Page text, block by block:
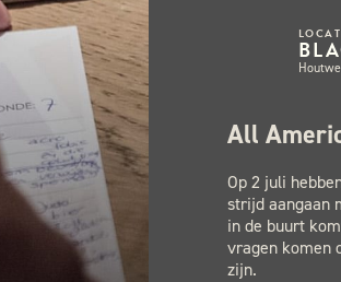
All
Op 2 juli
strijd aangaan
in de buurt
vragen komen
zijn.